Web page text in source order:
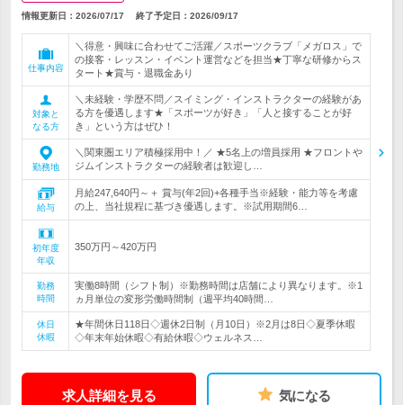
情報更新日：2026/07/17 終了予定日： 2026/09/17
仕事内容
＼得意・興味に合わせてご活躍／スポーツクラブ「メガロス」で
の接客・レッスン・イベント運営などを担当★丁寧な研修からス
タート★賞与・退職金あり
対象と
なる方
＼未経験・学歴不問／スイミング・インストラクターの経験があ
る方を優遇します★「スポーツが好き」「人と接することが好
き」という方はぜひ！
勤務地
＼関東圏エリア積極採用中！／ ★5名上の増員採用 ★フロントや
ジムインストラクターの経験者は歓迎し…
給与
月給247,640円～＋ 賞与(年2回)+各種手当※経験・能力等を考慮
の上、当社規程に基づき優遇します。※試用期間6…
初年度
年収
350万円～420万円
勤務
時間
実働8時間（シフト制）※勤務時間は店舗により異なります。※1
ヵ月単位の変形労働時間制（週平均40時間…
休日
休暇
★年間休日118日◇週休2日制（月10日）※2月は8日◇夏季休暇
◇年末年始休暇◇有給休暇◇ウェルネス…
求人詳細を見る 気になる